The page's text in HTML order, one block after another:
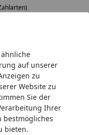
ähnliche
auf unserer
zu
Website zu
Sie der
Ihrer
bestmögliches
bieten.
der Schwarzwaldtanne
Vorteile